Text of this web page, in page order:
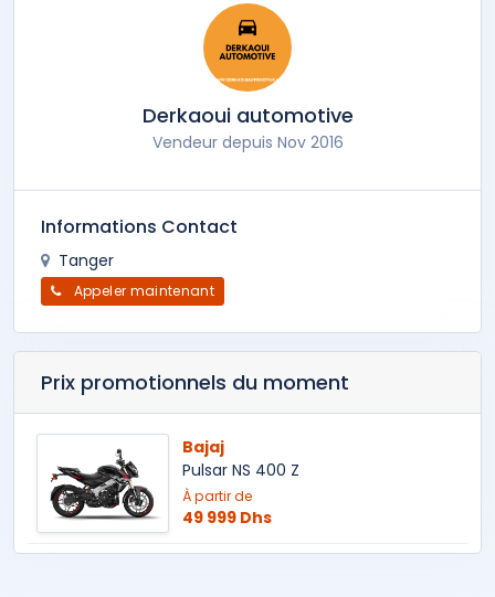
Derkaoui automotive
Vendeur depuis Nov 2016
Informations Contact
Tanger
Appeler maintenant
Prix promotionnels du moment
Bajaj
Pulsar NS 400 Z
À partir de
49 999 Dhs